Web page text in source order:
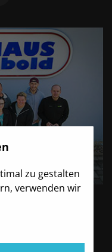
zu gestalten
verwenden wir